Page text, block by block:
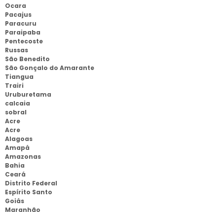
Ocara
Pacajus
Paracuru
Paraipaba
Pentecoste
Russas
São Benedito
São Gonçalo do Amarante
Tiangua
Trairi
Uruburetama
calcaia
sobral
Acre
Acre
Alagoas
Amapá
Amazonas
Bahia
Ceará
Distrito Federal
Espírito Santo
Goiás
Maranhão